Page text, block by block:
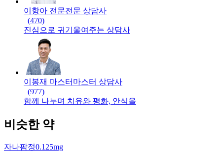
이항아 전문전문 상담사
(470)
진심으로 귀기울여주는 상담사
이봉재 마스터 마스터 상담사
(977)
함께 나누며 치유와 평화, 안식을
비슷한 약
자나팜정0.125mg